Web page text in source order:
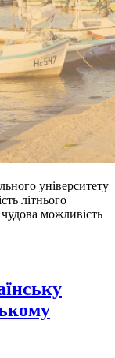
університету
літнього
можливість